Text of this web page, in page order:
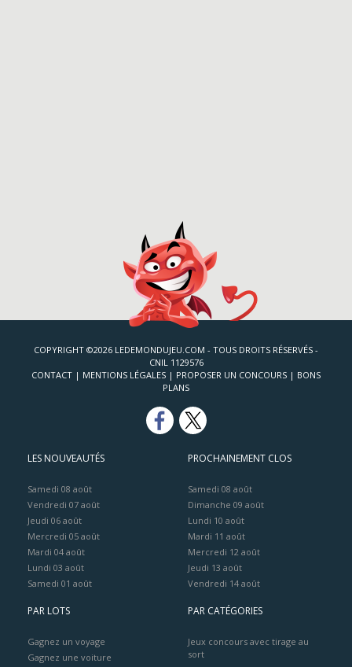
COPYRIGHT ©2026 LEDEMONDUJEU.COM - TOUS DROITS RÉSERVÉS -
CNIL 1129576
CONTACT | MENTIONS LÉGALES | PROPOSER UN CONCOURS | BONS
PLANS
LES NOUVEAUTÉS
Samedi 08 août
Vendredi 07 août
Jeudi 06 août
Mercredi 05 août
Mardi 04 août
Lundi 03 août
Samedi 01 août
PROCHAINEMENT CLOS
Samedi 08 août
Dimanche 09 août
Lundi 10 août
Mardi 11 août
Mercredi 12 août
Jeudi 13 août
Vendredi 14 août
PAR LOTS
Gagnez un voyage
Gagnez une voiture
PAR CATÉGORIES
Jeux concours avec tirage au
sort